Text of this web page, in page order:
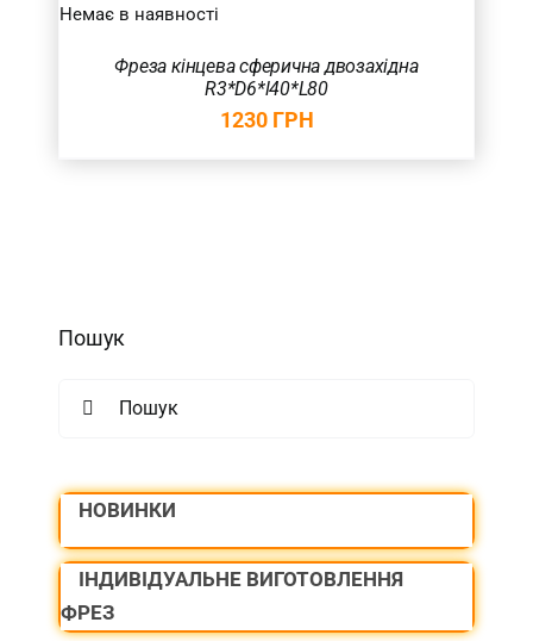
Немає в наявності
Фреза кінцева сферична двозахідна
R3*D6*l40*L80
1230 ГРН
Пошук
НОВИНКИ
ІНДИВІДУАЛЬНЕ ВИГОТОВЛЕННЯ
ФРЕЗ